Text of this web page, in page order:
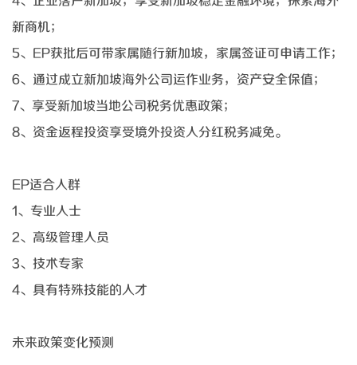
新商机；
5、EP获批后可带家属随行新加坡，家属签证可申请工作；
6、通过成立新加坡海外公司运作业务，资产安全保值；
7、享受新加坡当地公司税务优惠政策；
8、资金返程投资享受境外投资人分红税务减免。
EP适合人群
1、专业人士
2、高级管理人员
3、技术专家
4、具有特殊技能的人才
未来政策变化预测